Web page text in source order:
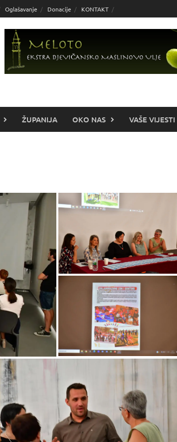
Oglašavanje Donacije KONTAKT
ŽUPANIJA OKO NAS VAŠE VIJESTI